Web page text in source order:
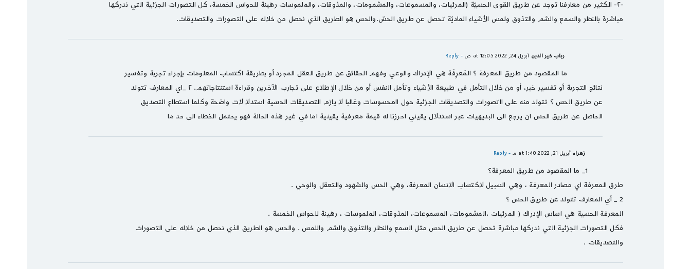
-٢- الكثير من معارفنا توجد عن طريق القوى الحسيّة (المرئيات، والمسموعات، والمشمومات، والمذوقات، والملموسات رهينة للحواس الخمسة، كل التصورات الجزئية التي ندركها
مباشرة بالنظر والسمع والشم والتذوق ولمس الأشياء الماديّة تحصل عن طريق الحسّ.والحس هو الطريق الذي نحصل من خلاله على التصورات والتصديقات.
رباب خير الدين أبريل 24, 2022 at 12:05 ص - Reply
ما المقصود من طريق المعرفة ؟ المَعرِفَة هي الإدراك والوعي وفهم الحقائق عن طريق العقل المجرد أو بطريقة اكتساب المعلومات بإجراء تجربة وتفسير
نتائج التجربة أو تفسير خبر، أو من خلال التأمل في طبيعة الأشياء وتأمل النفس أو من خلال الإطلاع على تجارب الآخرين وقراءة استنتاجاتهم. ٢ _اي المعارف تتولد
عن طريق الحس ؟ تتولد منه على ااتصورات والتصديقات الجزئية حول اامحسوسات وغالبا لا يازم التصديقات الحسية استدلا لات واضحة وكلما استطاع التصديق
الحاصل عن طريق الحس ان يرجع الى البديهيات عبر استدلال يقيني احرزنا له قيمة معرفية يقينية اما في غير هذه الحالة فهو يحتمل الخطاء الى حد ما
زهراء أبريل 21, 2022 at 1:40 م - Reply
1_ ما المقصود من طريق المعرفة؟
طرق المعرفة اي مصادر المعرفة ، وهي السبيل لاكتساب الانسان المعرفة، وهي الحس والشهود والتعقل والوحي .
2 _ أي المعارف تتولد عن طريق الحس ؟
المعرفة الحسية هي اساس الإدراك ( المرئيات ،المشمومات، المسموعات، المذوقات، الملموسات ، رهينة للحواس الخمسة .
فكل التصورات الجزئية التي ندركها مباشرة تحصل عن طريق الحس مثل السمع والنظر والتذوق والشم واللمس . والحس هو الطريق الذي نحصل من خلاله على التصورات
والتصديقات .